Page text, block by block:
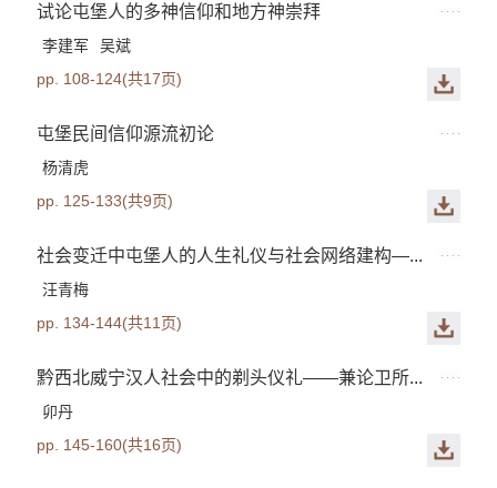
试论屯堡人的多神信仰和地方神崇拜
李建军
吴斌
pp. 108-124(共17页)
屯堡民间信仰源流初论
杨清虎
pp. 125-133(共9页)
社会变迁中屯堡人的人生礼仪与社会网络建构—...
汪青梅
pp. 134-144(共11页)
黔西北威宁汉人社会中的剃头仪礼——兼论卫所...
卯丹
pp. 145-160(共16页)